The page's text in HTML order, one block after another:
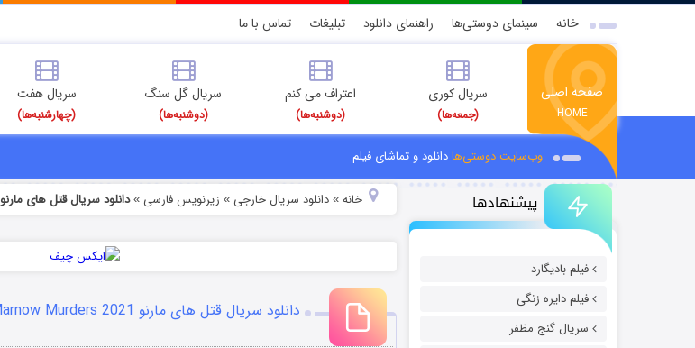
خانه سینمای دوستی‌ها راهنمای دانلود تبلیغات تماس با ما
صفحه اصلی
HOME
سریال کوری
(جمعه‌ها)
اعتراف می کنم
(دوشنبه‌ها)
سریال گل سنگ
(دوشنبه‌ها)
سریال هفت
(چهارشنبه‌ها)
وب‌سایت دوستی‌هادانلود و تماشای فیلم
پیشنهادها
فیلم بادیگارد
فیلم دایره زنگی
سریال گنج مظفر
خانه» دانلود سریال خارجی » زیرنویس فارسی »دانلود سریال قتل های مارنو Marnow Murders 2021
دانلود سریال قتل های مارنو Marnow Murders 2021